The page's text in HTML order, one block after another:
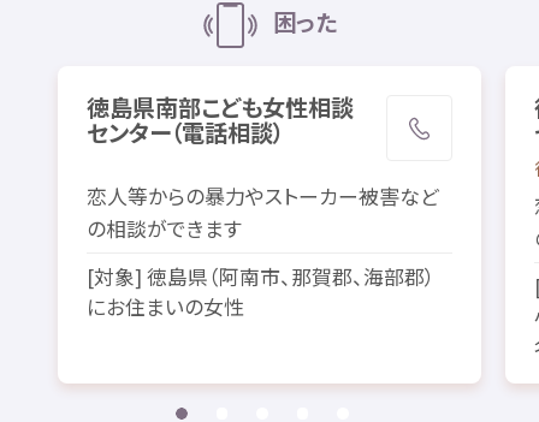
困った
徳島県南部こども女性相談
センター（電話相談）
恋人等からの暴力やストーカー被害など
の相談ができます
[対象] 徳島県（阿南市、那賀郡、海部郡）
にお住まいの女性